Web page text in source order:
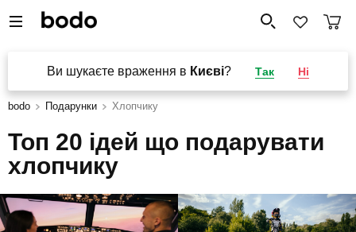
Ви шукаєте враження в Києві? Так Ні
bodo Подарунки Хлопчику
Топ 20 ідей що подарувати
хлопчику